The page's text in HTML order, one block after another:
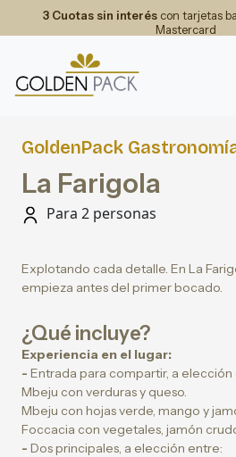
3 Cuotas sin interéscon tarjetas
Mastercard
GoldenPack
La Farigola
Para 2 personas
Explotando cada detalle. En La
empieza antes del primer bocado.
¿Qué incluye?
Experiencia en el lugar:
- Entrada para compartir, a elección
Mbeju con verduras y queso.
Mbeju con hojas verde, mango y
Foccacia con vegetales, jamón
- Dos principales, a elección entre: